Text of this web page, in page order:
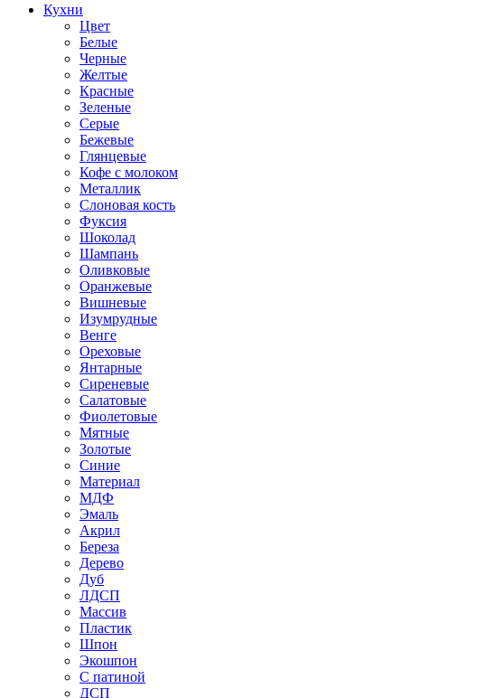
Кухни
Цвет
Белые
Черные
Желтые
Красные
Зеленые
Серые
Бежевые
Глянцевые
Кофе с молоком
Металлик
Слоновая кость
Фуксия
Шоколад
Шампань
Оливковые
Оранжевые
Вишневые
Изумрудные
Венге
Ореховые
Янтарные
Сиреневые
Салатовые
Фиолетовые
Мятные
Золотые
Синие
Материал
МДФ
Эмаль
Акрил
Береза
Дерево
Дуб
ЛДСП
Массив
Пластик
Шпон
Экошпон
С патиной
ДСП